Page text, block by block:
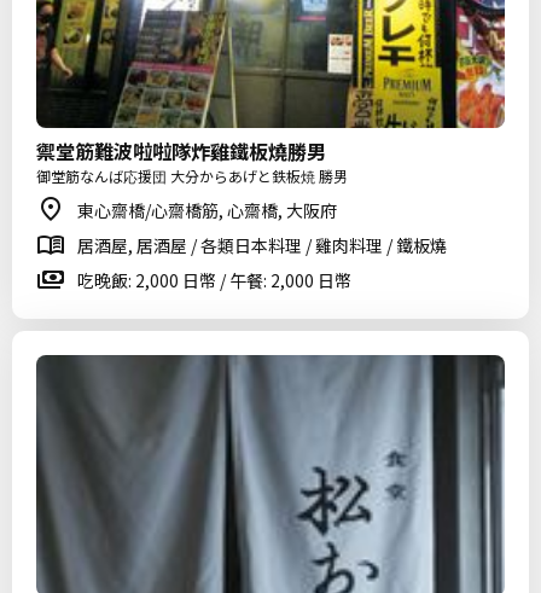
禦堂筋難波啦啦隊炸雞鐵板燒勝男
御堂筋なんば応援団 大分からあげと鉄板焼 勝男
東心齋橋/心齋橋筋, 心齋橋, 大阪府
居酒屋, 居酒屋 / 各類日本料理 / 雞肉料理 / 鐵板燒
吃晚飯: 2,000 日幣 / 午餐: 2,000 日幣